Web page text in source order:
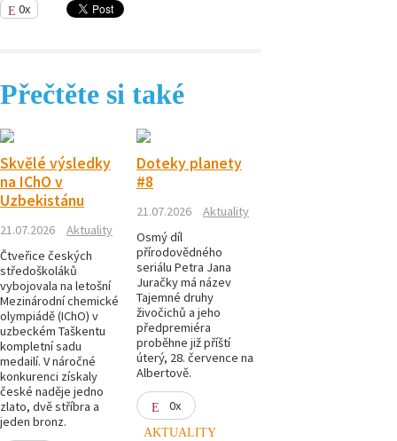
0x
Přečtěte si také
Skvělé výsledky
na IChO v
Uzbekistánu
21.07.2026
Aktuality
Čtveřice českých
středoškoláků
vybojovala na letošní
Mezinárodní chemické
olympiádě (IChO) v
uzbeckém Taškentu
kompletní sadu
medailí. V náročné
konkurenci získaly
české naděje jedno
zlato, dvě stříbra a
jeden bronz.
Doteky planety
#8
21.07.2026
Aktuality
Osmý díl
přírodovědného
seriálu Petra Jana
Juračky má název
Tajemné druhy
živočichů a jeho
předpremiéra
proběhne již příští
úterý, 28. července na
Albertově.
0x
AKTUALITY